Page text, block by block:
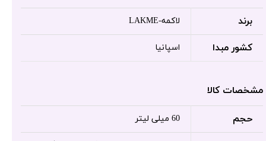
برند لاکمه-LAKME
کشور مبدا اسپانیا
مشخصات کالا
حجم 60 میلی لیتر